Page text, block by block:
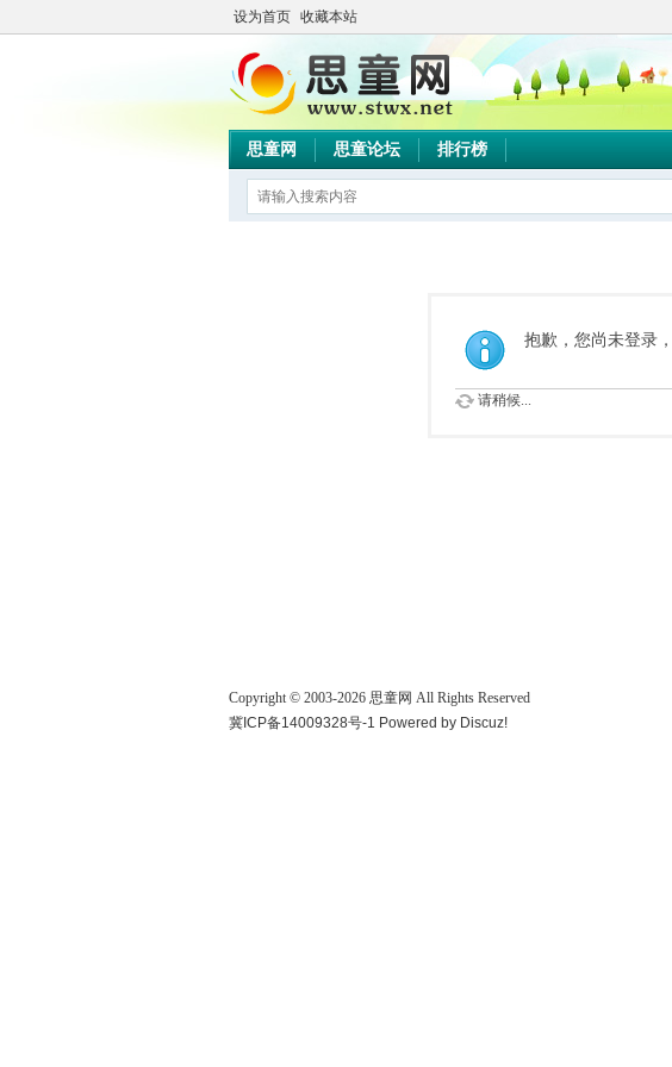
设为首页 收藏本站
思童网 思童论坛 排行榜
抱歉，您尚未登录
请稍候...
Copyright © 2003-2026 思童网 All Rights Reserved
冀ICP备14009328号-1 Powered by Discuz!